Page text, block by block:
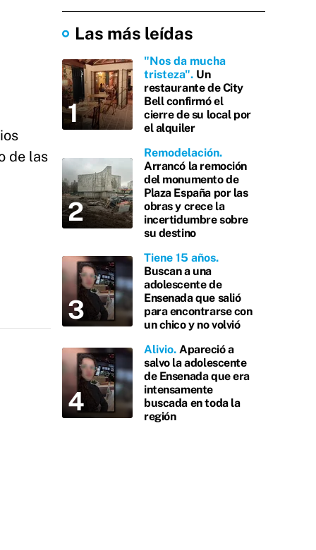
de las
Las más leídas
"Nos da mucha
tristeza" Un
restaurante de City
Bell confirmó el
cierre de su local por
el alquiler
Remodelación
Arrancó la remoción
del monumento de
Plaza España por las
obras y crece la
incertidumbre sobre
su destino
Tiene 15 años
Buscan a una
adolescente de
Ensenada que salió
para encontrarse con
un chico y no volvió
Alivio Apareció a
salvo la adolescente
de Ensenada que era
intensamente
buscada en toda la
región